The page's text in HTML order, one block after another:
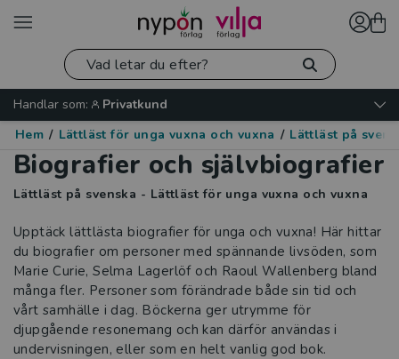
Handlar som:
Privatkund
Hem / Lättläst för unga vuxna och vuxna / Lättläst på
Biografier och självbiografier
Lättläst på svenska - Lättläst för unga vuxna och vuxna
Upptäck lättlästa biografier för unga och vuxna! Här hittar
du biografier om personer med spännande livsöden, som
Marie Curie, Selma Lagerlöf och Raoul Wallenberg bland
många fler. Personer som förändrade både sin tid och
vårt samhälle i dag. Böckerna ger utrymme för
djupgående resonemang och kan därför användas i
undervisningen, eller som en helt vanlig god bok.